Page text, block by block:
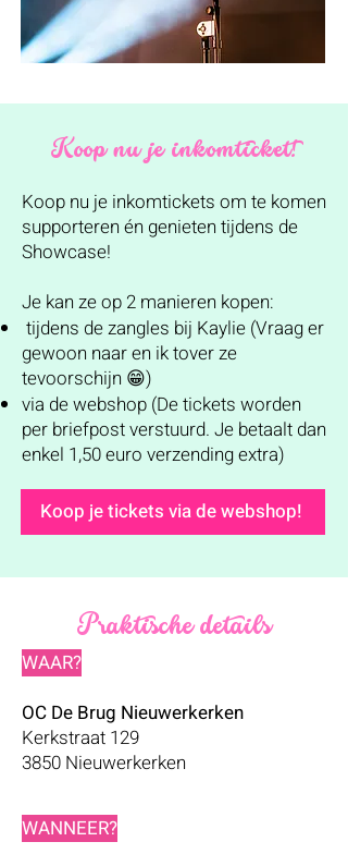
Koop nu je inkomticket!
Koop nu je inkomtickets om te komen
supporteren én genieten tijdens de
Showcase!
Je kan ze op 2 manieren kopen:
tijdens de zangles bij Kaylie (Vraag er
gewoon naar en ik tover ze
tevoorschijn 😁)
via de webshop (De tickets worden
per briefpost verstuurd. Je betaalt dan
enkel 1,50 euro verzending extra)
Koop je tickets via de webshop!
Praktische details
WAAR?
OC De Brug Nieuwerkerken
Kerkstraat 129
3850 Nieuwerkerken
WANNEER?